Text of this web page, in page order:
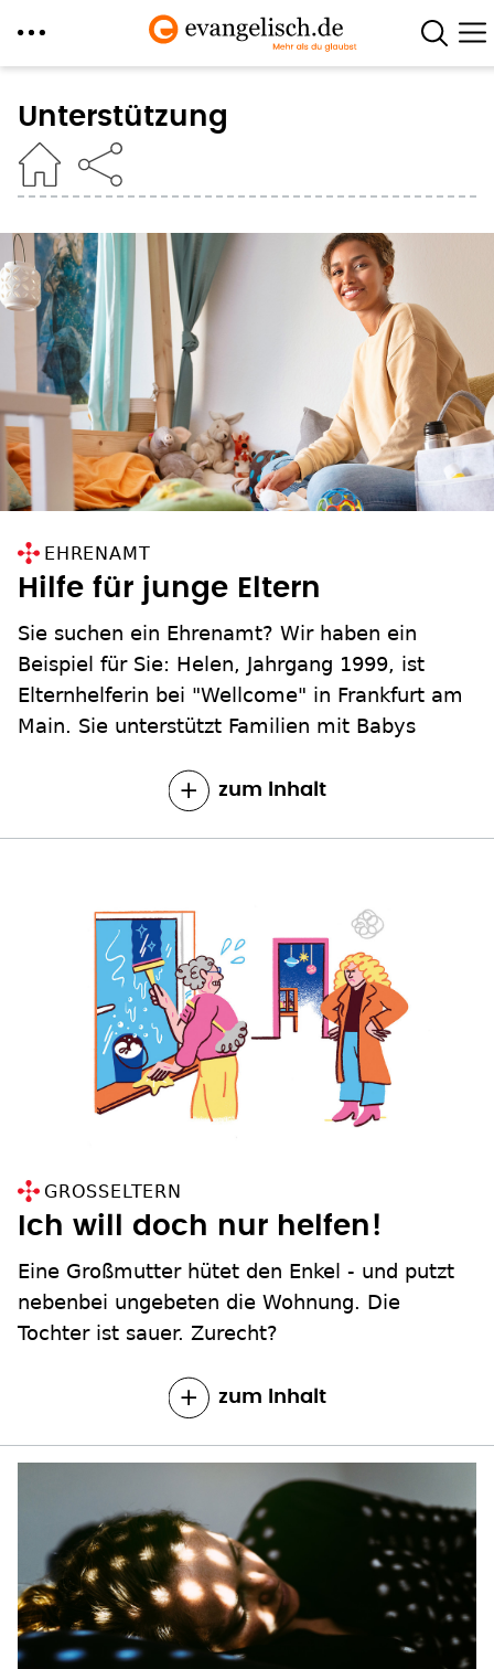
zum
Inhalt
Unterstützung
EHRENAMT
Hilfe für junge Eltern
Sie suchen ein Ehrenamt? Wir haben ein
Beispiel für Sie: ­Helen, Jahrgang 1999, ist
Elternhelferin bei "Wellcome" in Frankfurt am
Main. Sie unterstützt Familien mit Babys
zum Inhalt
GROSSELTERN
Ich will doch nur helfen!
Eine Großmutter hütet den Enkel - und putzt
nebenbei ungebeten die Wohnung. Die
Tochter ist sauer. Zurecht?
zum Inhalt